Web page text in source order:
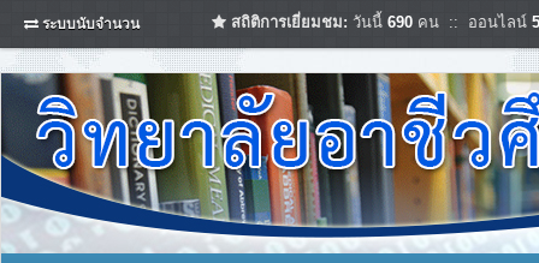
ระบบนับจำนวน สถิติการเยี่ยมชม: วันนี้ 690 คน :: ออนไลน์